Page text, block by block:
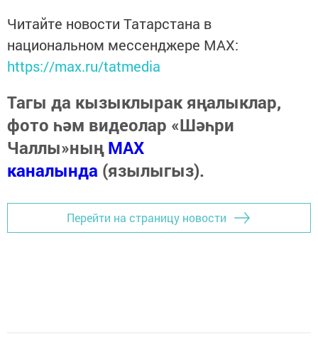
Читайте новости Татарстана в
национальном мессенджере MАХ:
https://max.ru/tatmedia
Тагы да кызыклырак яңалыклар,
фото һәм видеолар «Шәһри
Чаллы»ныңMAX
каналында (язылыгыз).
Перейти на страницу новости